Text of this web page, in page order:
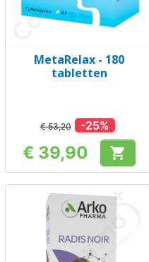
MetaRelax - 180
tabletten
€ 53,20 -25%
Prijs
€ 39,90 